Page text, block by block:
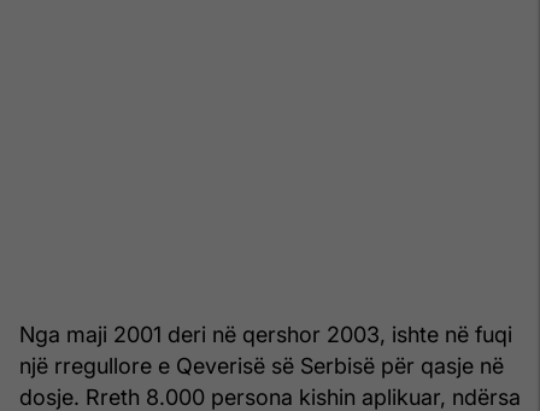
Nga maji 2001 deri në qershor 2003, ishte në fuqi
një rregullore e Qeverisë së Serbisë për qasje në
dosje. Rreth 8.000 persona kishin aplikuar, ndërsa